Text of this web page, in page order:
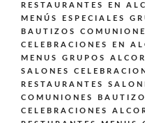
RESTAURANTES EN
MENÚS ESPECIALES
BAUTIZOS
CELEBRACIONES EN
MENUS GRUPOS
SALONES
RESTAURANTES
COMUNIONES
CELEBRACIONES